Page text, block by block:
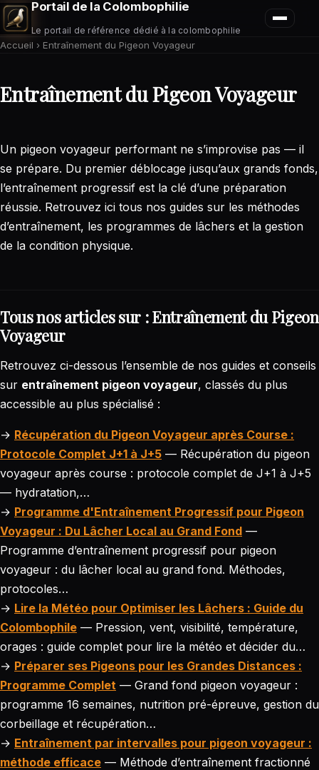
Portail de la Colombophilie
Le portail de référence dédié à la colombophilie
Accueil › Entraînement du Pigeon Voyageur
Entraînement du Pigeon Voyageur
Un pigeon voyageur performant ne s’improvise pas — il
se prépare. Du premier déblocage jusqu’aux grands fonds,
l’entraînement progressif est la clé d’une préparation
réussie. Retrouvez ici tous nos guides sur les méthodes
d’entraînement, les programmes de lâchers et la gestion
de la condition physique.
Tous nos articles sur : Entraînement du Pigeon
Voyageur
Retrouvez ci-dessous l’ensemble de nos guides et conseils
sur entraînement pigeon voyageur, classés du plus
accessible au plus spécialisé :
→ Récupération du Pigeon Voyageur après Course :
Protocole Complet J+1 à J+5 — Récupération du pigeon
voyageur après course : protocole complet de J+1 à J+5
— hydratation,…
→ Programme d'Entraînement Progressif pour Pigeon
Voyageur : Du Lâcher Local au Grand Fond —
Programme d’entraînement progressif pour pigeon
voyageur : du lâcher local au grand fond. Méthodes,
protocoles…
→ Lire la Météo pour Optimiser les Lâchers : Guide du
Colombophile — Pression, vent, visibilité, température,
orages : guide complet pour lire la météo et décider du…
→ Préparer ses Pigeons pour les Grandes Distances :
Programme Complet — Grand fond pigeon voyageur :
programme 16 semaines, nutrition pré-épreuve, gestion du
corbeillage et récupération…
→ Entraînement par intervalles pour pigeon voyageur :
méthode efficace — Méthode d’entraînement fractionné